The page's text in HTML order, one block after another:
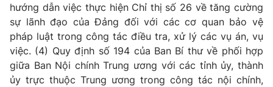
hướng dẫn việc thực hiện Chỉ thị số 26 về tăng cường
sự lãnh đạo của Đảng đối với các cơ quan bảo vệ
pháp luật trong công tác điều tra, xử lý các vụ án, vụ
việc. (4) Quy định số 194 của Ban Bí thư về phối hợp
giữa Ban Nội chính Trung ương với các tỉnh ủy, thành
ủy trực thuộc Trung ương trong công tác nội chính,